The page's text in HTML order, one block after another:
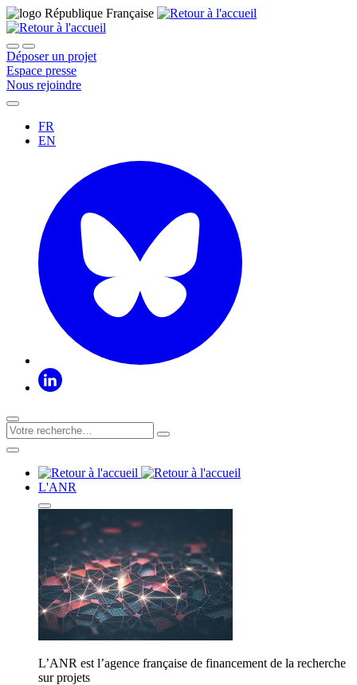
Déposer un projet
Espace presse
Nous rejoindre
FR
EN
L'ANR
L’ANR est l’agence française de financement de la recherche
sur projets